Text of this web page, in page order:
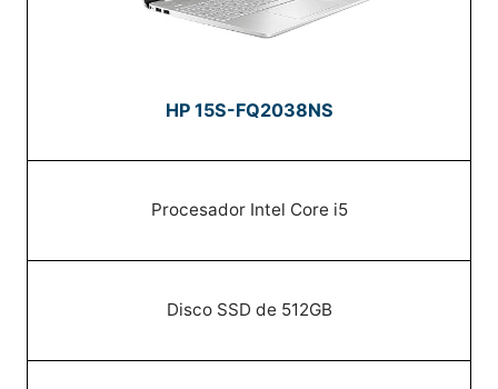
HP 15S-FQ2038NS
Procesador Intel Core i5
Disco SSD de 512GB